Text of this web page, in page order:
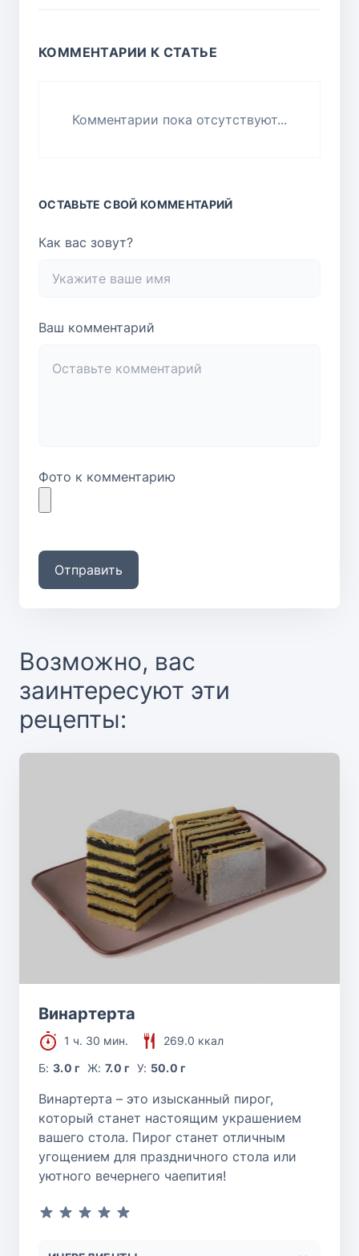
КОММЕНТАРИИ К СТАТЬЕ
Комментарии пока отсутствуют...
ОСТАВЬТЕ СВОЙ КОММЕНТАРИЙ
Как вас зовут?
Ваш комментарий
Фото к комментарию
Отправить
Возможно, вас
заинтересуют эти
рецепты:
Винартерта
1 ч. 30 мин.
269.0 ккал
Б:3.0 г Ж: 7.0 г У: 50.0 г
Винартерта – это изысканный пирог,
который станет настоящим украшением
вашего стола. Пирог станет отличным
угощением для праздничного стола или
уютного вечернего чаепития!